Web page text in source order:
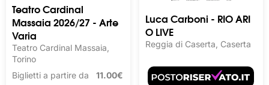
Teatro Cardinal
Massaia 2026/27 - Arte
Varia
Teatro Cardinal Massaia,
Torino
Biglietti a partire da 11.00€
Luca Carboni - RIO ARI
O LIVE
Reggia di Caserta, Caserta